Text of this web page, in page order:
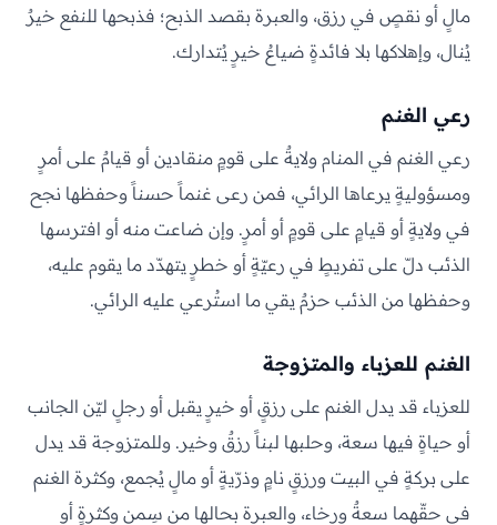
مالٍ أو نقصٍ في رزق، والعبرة بقصد الذبح؛ فذبحها للنفع خيرٌ
يُنال، وإهلاكها بلا فائدةٍ ضياعُ خيرٍ يُتدارك.
رعي الغنم
رعي الغنم في المنام ولايةٌ على قومٍ منقادين أو قيامٌ على أمرٍ
ومسؤوليةٍ يرعاها الرائي، فمن رعى غنماً حسناً وحفظها نجح
في ولايةٍ أو قيامٍ على قومٍ أو أمرٍ. وإن ضاعت منه أو افترسها
الذئب دلّ على تفريطٍ في رعيّةٍ أو خطرٍ يتهدّد ما يقوم عليه،
وحفظها من الذئب حزمٌ يقي ما استُرعي عليه الرائي.
الغنم للعزباء والمتزوجة
للعزباء قد يدل الغنم على رزقٍ أو خيرٍ يقبل أو رجلٍ ليّن الجانب
أو حياةٍ فيها سعة، وحلبها لبناً رزقٌ وخير. وللمتزوجة قد يدل
على بركةٍ في البيت ورزقٍ نامٍ وذرّيةٍ أو مالٍ يُجمع، وكثرة الغنم
في حقّهما سعةٌ ورخاء، والعبرة بحالها من سِمنٍ وكثرةٍ أو